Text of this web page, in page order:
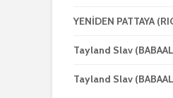
YENİDEN PATTAYA
Tayland Slav
Tayland Slav